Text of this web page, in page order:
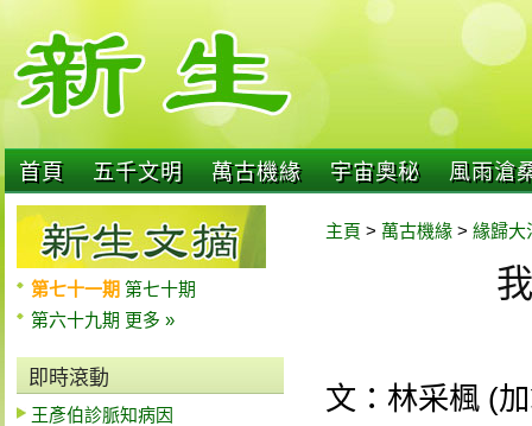
首頁 五千文明 萬古機緣 宇宙奧秘 風雨滄
第七十一期 第七十期
第六十九期 更多 »
即時滾動
王彥伯診脈知病因
主頁 > 萬古機緣 > 緣歸大
文：林采楓 (